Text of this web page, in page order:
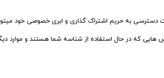
به حریم اشتراک گذاری و ابری خصوصی خود